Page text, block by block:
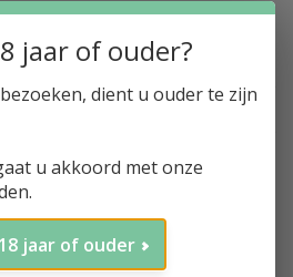
jaar of ouder?
dient u ouder te zijn
u akkoord met onze
jaar of ouder